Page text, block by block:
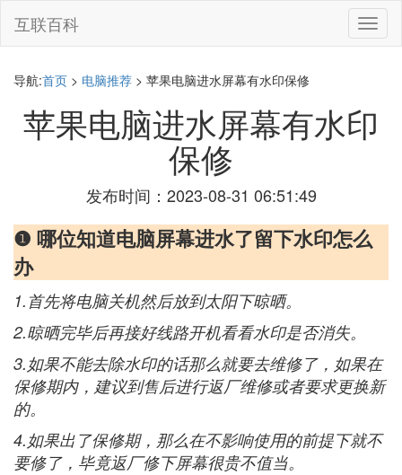
切
换
互联百科
导航:首页 > 电脑推荐 > 苹果电脑进水屏幕有水印保修
苹果电脑进水屏幕有水印
保修
发布时间：2023-08-31 06:51:49
❶ 哪位知道电脑屏幕进水了留下水印怎么
办
1.首先将电脑关机然后放到太阳下晾晒。
2.晾晒完毕后再接好线路开机看看水印是否消失。
3.如果不能去除水印的话那么就要去维修了，如果在
保修期内，建议到售后进行返厂维修或者要求更换新
的。
4.如果出了保修期，那么在不影响使用的前提下就不
要修了，毕竟返厂修下屏幕很贵不值当。